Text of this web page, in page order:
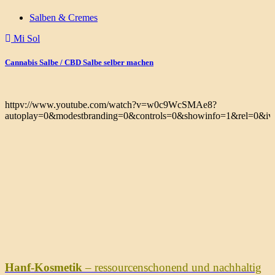
Salben & Cremes
Mi Sol
Cannabis Salbe / CBD Salbe selber machen
httpv://www.youtube.com/watch?v=w0c9WcSMAe8?
Hanf-Kosmetik – ressourcenschonend und nachhaltig